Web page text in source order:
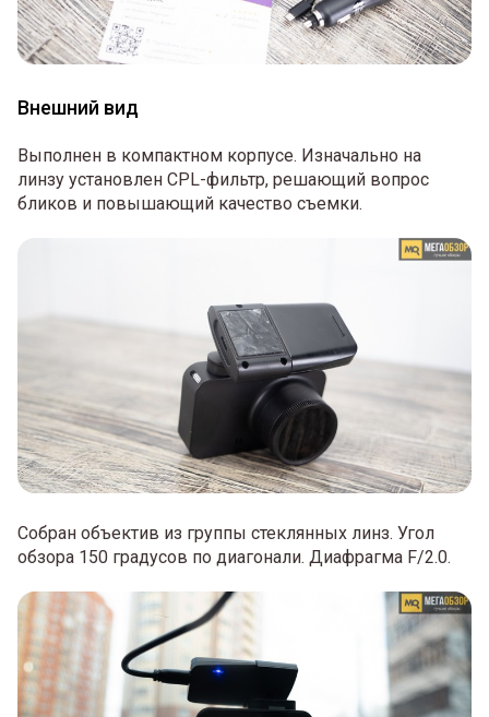
Внешний вид
Выполнен в компактном корпусе. Изначально на
линзу установлен CPL-фильтр, решающий вопрос
бликов и повышающий качество съемки.
Собран объектив из группы стеклянных линз. Угол
обзора 150 градусов по диагонали. Диафрагма F/2.0.